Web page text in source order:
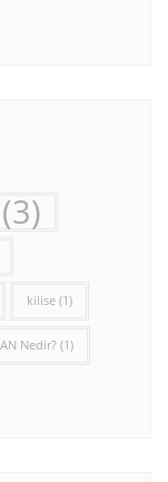
(3)
kilise (1)
Nedir? (1)